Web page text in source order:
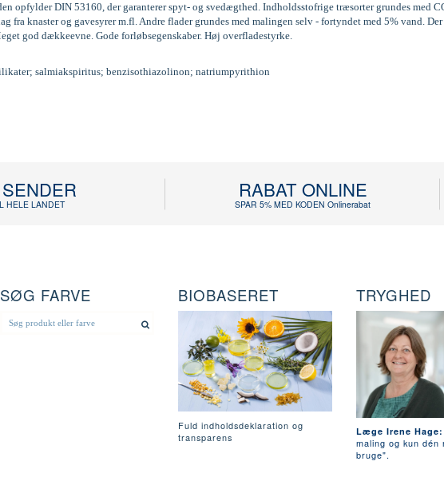
opfylder DIN 53160, der garanterer spyt- og svedægthed. Indholdsstofrige træsorter grundes med
fra knaster og gavesyrer m.fl. Andre flader grundes med malingen selv - fortyndet med 5% vand.
god dækkeevne. Gode forløbsegenskaber. Høj overfladestyrke.
salmiakspiritus; benzisothiazolinon; natriumpyrithion
HELE LANDET
RABAT ONLINE
SPAR 5% MED KODEN Onlinerabat
SØG FARVE BIOBASERET
Fuld indholdsdeklaration og
transparens
TRYGHED
Læge Irene Hage:
maling og kun dén
bruge".